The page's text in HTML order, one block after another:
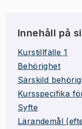
Innehåll på
Kurstillfälle 1
Behörighet
Särskild
Kursspecifika
Syfte
Lärandemål